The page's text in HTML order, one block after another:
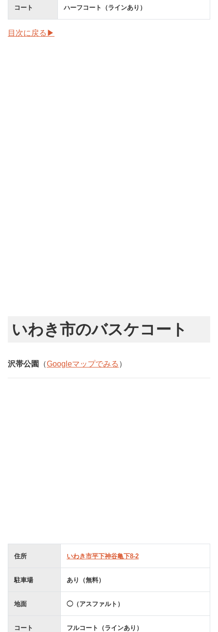
コート ハーフコート（ラインあり）
目次に戻る▶
いわき市のバスケコート
沢帯公園 （Googleマップでみる ）
住所 いわき市平下神谷亀下8-2
駐車場 あり（無料）
地面 ◯（アスファルト）
コート フルコート（ラインあり）